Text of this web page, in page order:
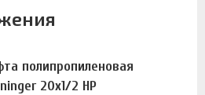
полипропиленовая
20х1/2 НР